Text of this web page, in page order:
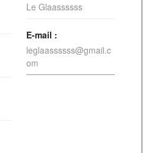
Le Glaassssss
E-mail :
leglaassssss@gmail.c
om